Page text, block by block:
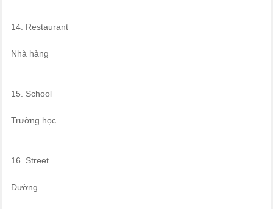
14. Restaurant
Nhà hàng
15. School
Trường học
16. Street
Đường